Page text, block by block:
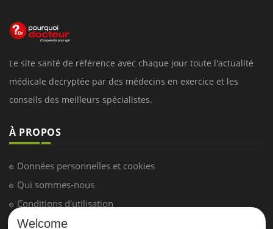
Le site santé de référence avec chaque jour toute l'actualité
médicale decryptée par des médecins en exercice et les
conseils des meilleurs spécialistes.
À PROPOS
Données personnelles et cookies
Qui sommes-nous
Conditions d'utilisation
Plan du site
Welcome